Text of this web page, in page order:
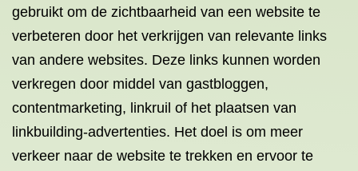
gebruikt om de zichtbaarheid van een website te
verbeteren door het verkrijgen van relevante links
van andere websites. Deze links kunnen worden
verkregen door middel van gastbloggen,
contentmarketing, linkruil of het plaatsen van
linkbuilding-advertenties. Het doel is om meer
verkeer naar de website te trekken en ervoor te